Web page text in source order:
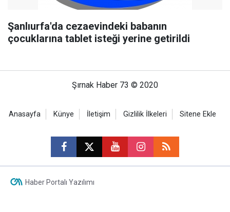
Şanlıurfa'da cezaevindeki babanın
çocuklarına tablet isteği yerine getirildi
Şırnak Haber 73 © 2020
Anasayfa Künye İletişim Gizlilik İlkeleri Sitene Ekle
Haber Portalı Yazılımı